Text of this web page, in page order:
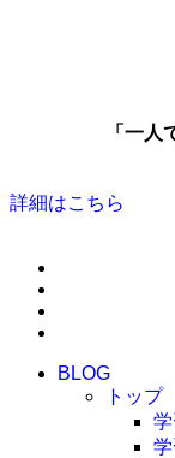
「一
詳細はこちら
BLOG
トップ